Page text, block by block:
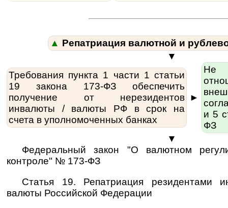
▲ Репатриация валютной и
▼
Требования пункта 1 части 1 статьи
19 закона 173-ФЗ обес­пе­чить
получение от нерезидентов
инвалюты / ва­лю­ты РФ в срок на
счета в уполномоченных банках
►
Не
и 5
ФЗ
▼
Федеральный закон "О валютном
контроле" № 173-ФЗ
Статья 19. Репатриация резидентами
валюты Российской Федерации